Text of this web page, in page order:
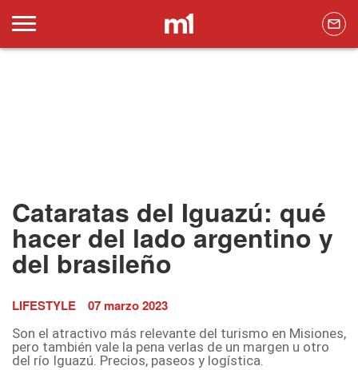
Cataratas del Iguazú: qué
hacer del lado argentino y
del brasileño
LIFESTYLE 07 marzo 2023
Son el atractivo más relevante del turismo en Misiones,
pero también vale la pena verlas de un margen u otro
del río Iguazú. Precios, paseos y logística.